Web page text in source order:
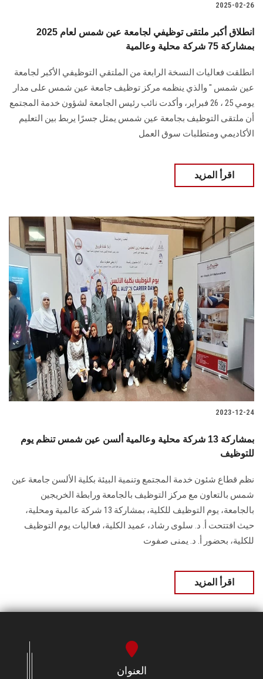
الزائـرون
سجل الان
2025-02-26
انطلاق أكبر ملتقى توظيفي لجامعة عين شمس لعام 2025
بمشاركة 75 شركة محلية وعالمية
انطلقت فعاليات النسخة الرابعة من الملتقي التوظيفي الأكبر لجامعة
عين شمس " والذي ينظمه مركز توظيف جامعة عين شمس على مدار
يومي 25 ، 26 فبراير، وأكدت نائب رئيس الجامعة لشؤون خدمة المجتمع
أن ملتقى التوظيف بجامعة عين شمس يمثل جسرًا يربط بين التعليم
الأكاديمي ومتطلبات سوق العمل
اقرأ المزيد
2023-12-24
بمشاركة 13 شركة محلية وعالمية ألسن عين شمس تنظم يوم
للتوظيف
نظم قطاع شئون خدمة المجتمع وتنمية البيئة بكلية الألسن جامعة عين
شمس بالتعاون مع مركز ‏التوظيف بالجامعة ورابطة الخريجين
بالجامعة، يوم التوظيف للكلية، بمشاركة 13 شركة عالمية ‏ومحلية،
حيث افتتحت أ. د. سلوى رشاد، عميد الكلية، فعاليات يوم التوظيف
للكلية، ‏بحضور أ. د. يمنى صفوت‏
اقرأ المزيد
العنوان